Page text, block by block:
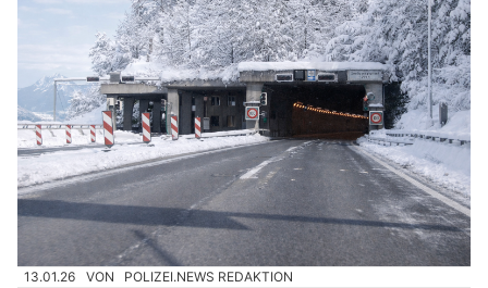
13.01.26 VON POLIZEI.NEWS REDAKTION